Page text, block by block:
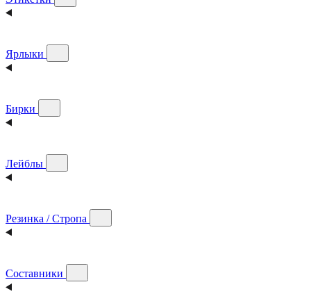
Ярлыки
Бирки
Лейблы
Резинка / Стропа
Составники